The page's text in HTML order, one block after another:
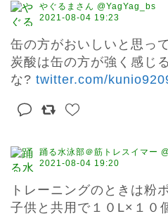
やぐるまさん @YagYag_bs
2021-08-04 19:23
缶の方がおいしいと思っ
炭酸は缶の方が強く感じ
な? twitter.com/
踊る水泳部＠筋トレスイマー
2021-08-04 19:20
トレーニングのときは粉
子供と共用で１０L×１０